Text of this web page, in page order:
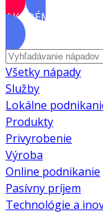
AKADÉMIA
Všetky nápady
Služby
Lokálne
Produkty
Privyrobenie
Výroba
Online podnikanie
Pasívny príjem
Technológie a